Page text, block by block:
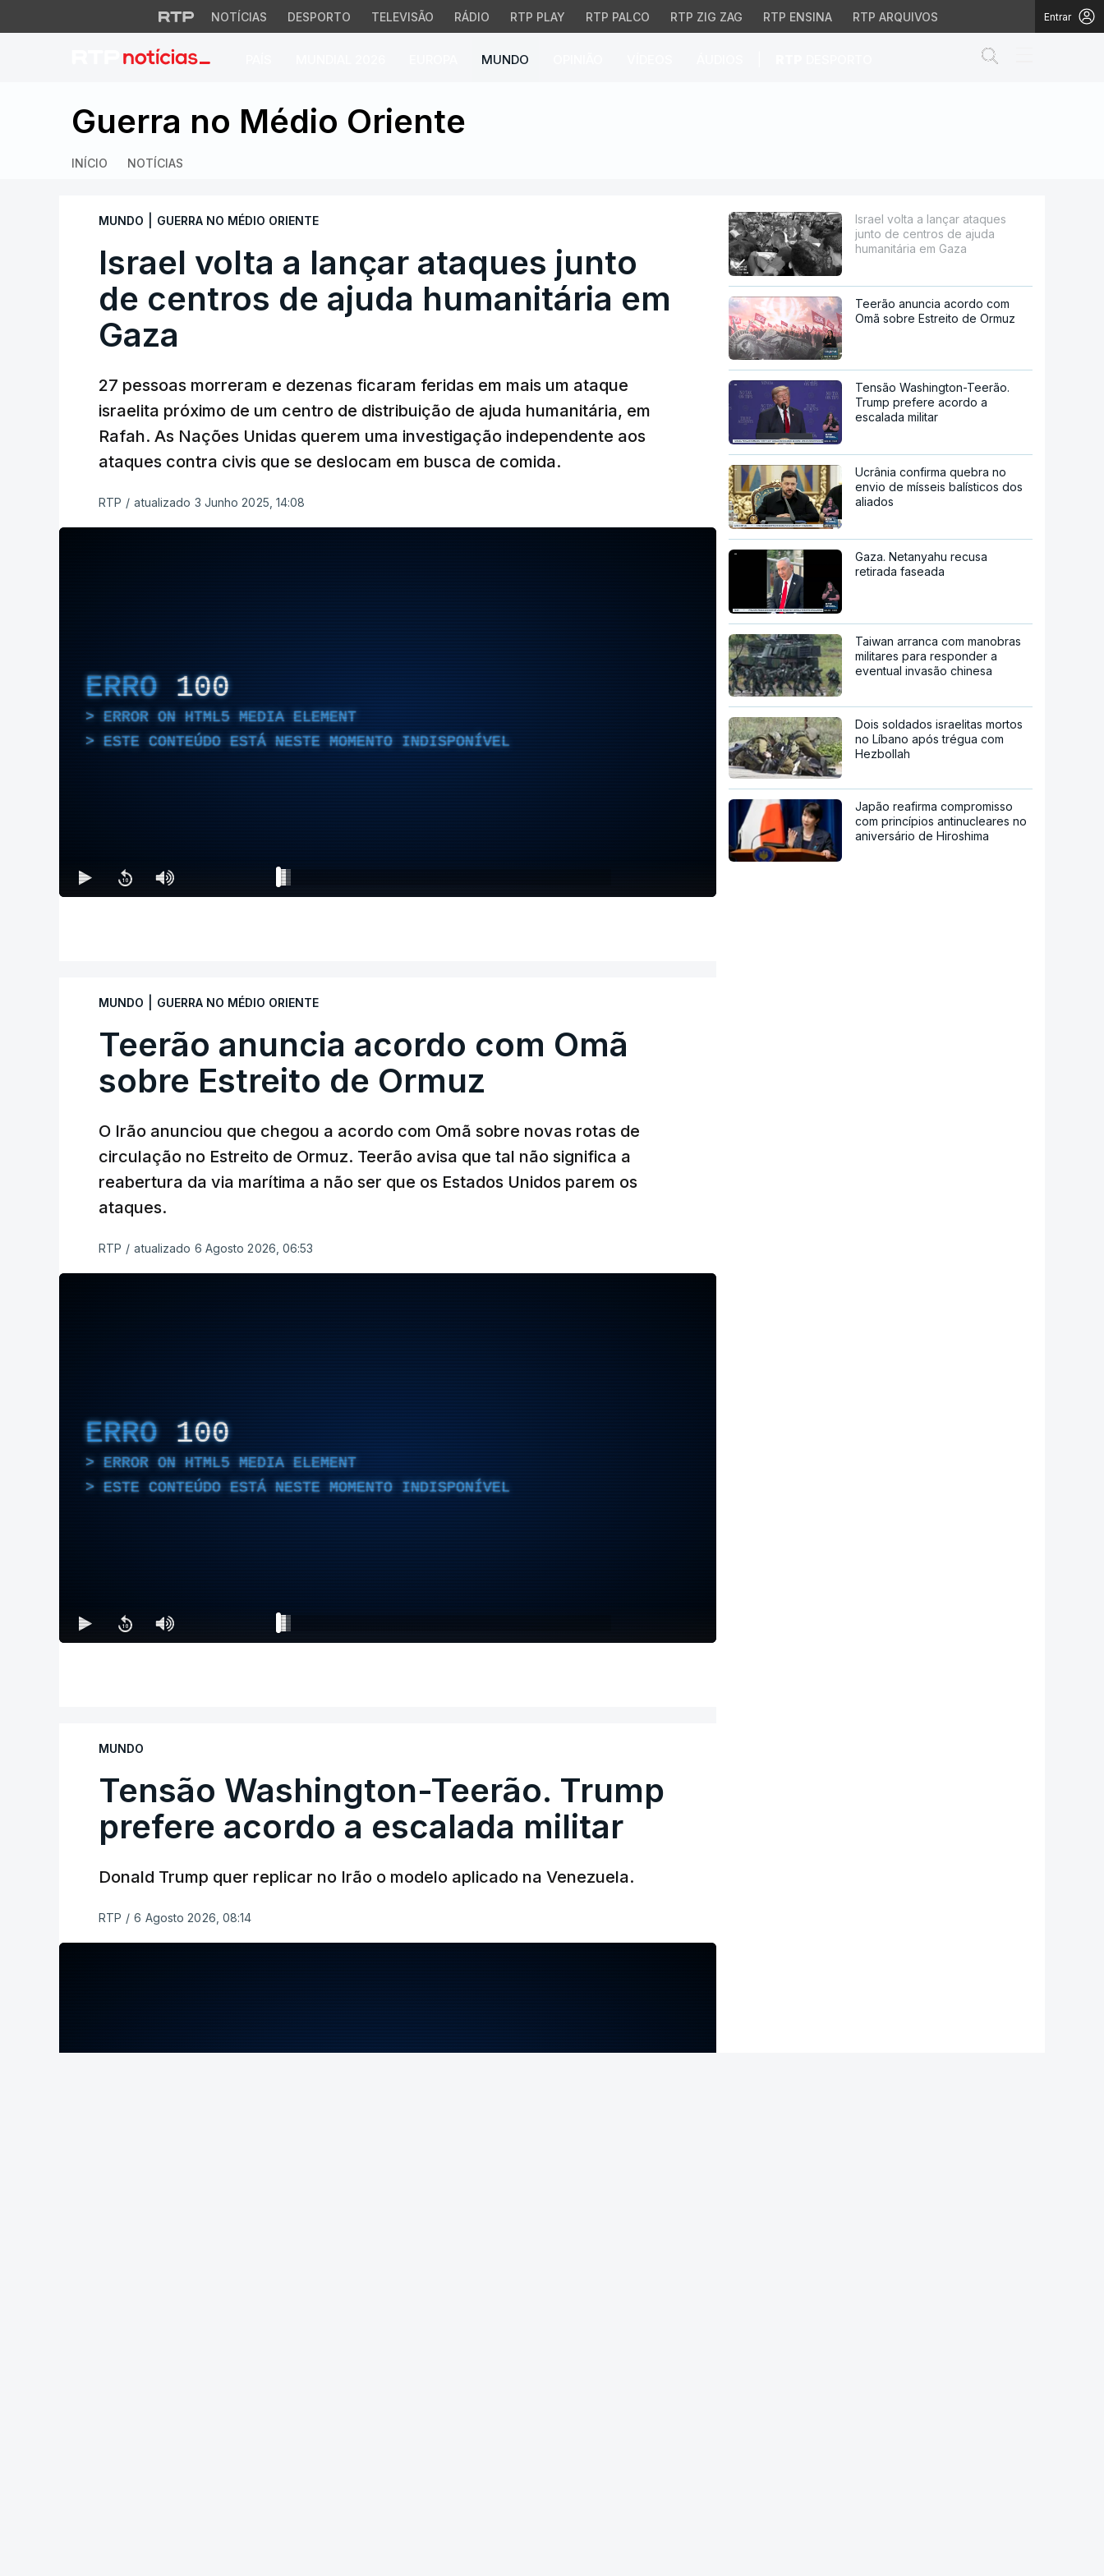
NOTÍCIAS DESPORTO TELEVISÃO RÁDIO RTP PLAY RTP PALCO RTP ZIG ZAG RTP ENSINA RTP ARQUIVOS Entrar
MUNDO
Israel volta a lançar ataques junto de centros de ajuda
Guerra no Médio Oriente
INÍCIO NOTÍCIAS
MUNDO GUERRA NO MÉDIO ORIENTE
Israel volta a lançar ataques junto
de centros de ajuda humanitária em
Gaza
27 pessoas morreram e dezenas ficaram feridas em mais um ataque
israelita próximo de um centro de distribuição de ajuda humanitária, em
Rafah. As Nações Unidas querem uma investigação independente aos
ataques contra civis que se deslocam em busca de comida.
RTP / atualizado 3 Junho 2025, 14:08
ERRO 100
ERROR ON HTML5 MEDIA ELEMENT
ESTE CONTEÚDO ESTÁ NESTE MOMENTO INDISPONÍVEL
MUNDO GUERRA NO MÉDIO ORIENTE
Teerão anuncia acordo com Omã
sobre Estreito de Ormuz
O Irão anunciou que chegou a acordo com Omã sobre novas rotas de
circulação no Estreito de Ormuz. Teerão avisa que tal não significa a
reabertura da via marítima a não ser que os Estados Unidos parem os
ataques.
RTP / atualizado 6 Agosto 2026, 06:53
ERRO 100
ERROR ON HTML5 MEDIA ELEMENT
ESTE CONTEÚDO ESTÁ NESTE MOMENTO INDISPONÍVEL
MUNDO
Tensão Washington-Teerão. Trump
prefere acordo a escalada militar
Donald Trump quer replicar no Irão o modelo aplicado na Venezuela.
RTP / 6 Agosto 2026, 08:14
Israel volta a lançar ataques
junto de centros de ajuda
humanitária em Gaza
Teerão anuncia acordo com
Omã sobre Estreito de Ormuz
Tensão Washington-Teerão.
Trump prefere acordo a
escalada militar
Ucrânia confirma quebra no
envio de mísseis balísticos dos
aliados
Gaza. Netanyahu recusa
retirada faseada
Taiwan arranca com manobras
militares para responder a
eventual invasão chinesa
Dois soldados israelitas mortos
no Líbano após trégua com
Hezbollah
Japão reafirma compromisso
com princípios antinucleares no
aniversário de Hiroshima